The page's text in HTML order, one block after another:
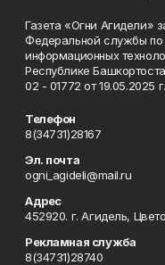
Газета «Огни Агидели»
Федеральной службы по
информационных
Республике
02 - 01772 от 19.05.2025 г.
Телефон
8(34731)28167
Эл. почта
ogni_agideli@mail.ru
Адрес
452920. г. Агидель,
Рекламная служба
8(34731)28740